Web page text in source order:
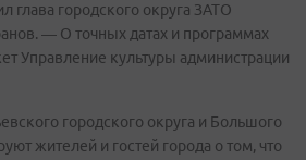
городского округа ЗАТО
— О точных датах и программах
Управление культуры администрации
городского округа и Большого
жителей и гостей города о том, что